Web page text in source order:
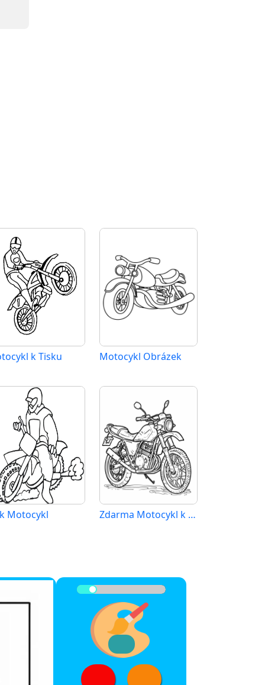
k Tisku Motocykl Obrázek
Motocykl Zdarma Motocykl k Tisku pro Děti